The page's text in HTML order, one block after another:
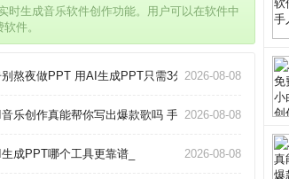
时生成音乐软件创作功能。用户可以在软件中
件。
熬夜做PPT 用AI生成PPT只需3分钟_2026-08-08
乐创作真能帮你写出爆款歌吗 手把手教你玩转AI作歌_
2026-08-08
成PPT哪个工具更靠谱_ 2026-08-08